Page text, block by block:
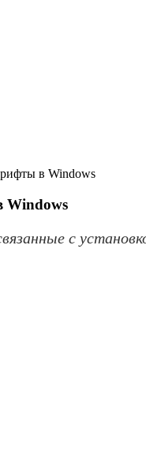
в Windows
Windows
с